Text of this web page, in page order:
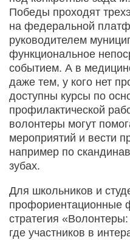
Победы проходят
на федеральной
руководителем
функциональное
событием. А в
даже тем, у кого нет
доступны курсы по
профилактической
волонтеры могут
мероприятий и вести
например по
зубах.
Для школьников и
профориентационные
стратегия
где участников в